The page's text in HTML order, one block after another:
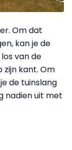
Om dat
kan je de
van de
zijn kant. Om
de tuinslang
nadien uit met